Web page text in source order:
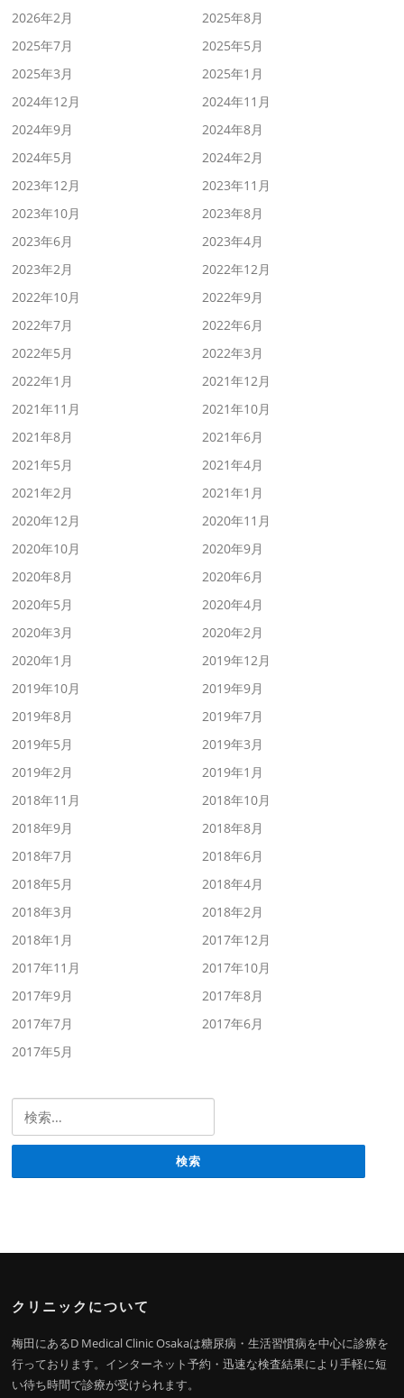
2026年2月
2025年8月
2025年7月
2025年5月
2025年3月
2025年1月
2024年12月
2024年11月
2024年9月
2024年8月
2024年5月
2024年2月
2023年12月
2023年11月
2023年10月
2023年8月
2023年6月
2023年4月
2023年2月
2022年12月
2022年10月
2022年9月
2022年7月
2022年6月
2022年5月
2022年3月
2022年1月
2021年12月
2021年11月
2021年10月
2021年8月
2021年6月
2021年5月
2021年4月
2021年2月
2021年1月
2020年12月
2020年11月
2020年10月
2020年9月
2020年8月
2020年6月
2020年5月
2020年4月
2020年3月
2020年2月
2020年1月
2019年12月
2019年10月
2019年9月
2019年8月
2019年7月
2019年5月
2019年3月
2019年2月
2019年1月
2018年11月
2018年10月
2018年9月
2018年8月
2018年7月
2018年6月
2018年5月
2018年4月
2018年3月
2018年2月
2018年1月
2017年12月
2017年11月
2017年10月
2017年9月
2017年8月
2017年7月
2017年6月
2017年5月
検索:
クリニックについて
梅田にあるD Medical Clinic Osakaは糖尿病・生活習慣病を中心に診療を
行っております。インターネット予約・迅速な検査結果により手軽に短
い待ち時間で診療が受けられます。